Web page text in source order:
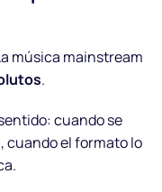
música mainstream
.
cuando se
cuando el formato lo